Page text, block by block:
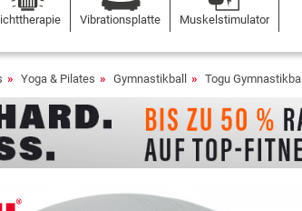
Vibrationsplatte Muskelstimulator
Yoga & Pilates Gymnastikball Togu Gymnastikball